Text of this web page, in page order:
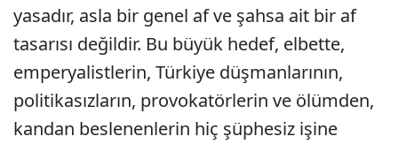
yasadır, asla bir genel af ve şahsa ait bir af
tasarısı değildir. Bu büyük hedef, elbette,
emperyalistlerin, Türkiye düşmanlarının,
politikasızların, provokatörlerin ve ölümden,
kandan beslenenlerin hiç şüphesiz işine